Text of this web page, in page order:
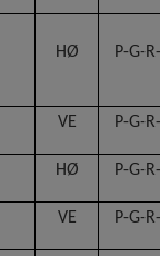
HØ P-G-
VE P-G-
HØ P-G-
VE P-G-